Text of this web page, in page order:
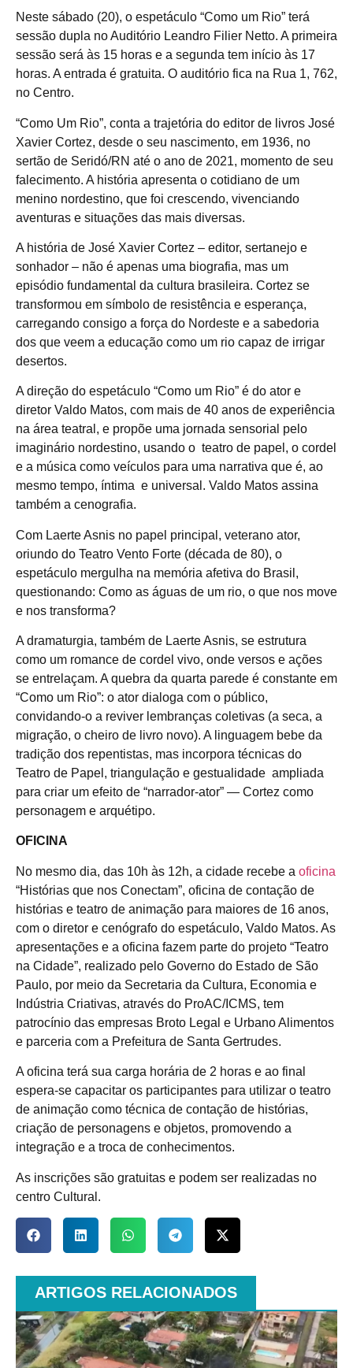
Neste sábado (20), o espetáculo “Como um Rio” terá
sessão dupla no Auditório Leandro Filier Netto. A primeira
sessão será às 15 horas e a segunda tem início às 17
horas. A entrada é gratuita. O auditório fica na Rua 1, 762,
no Centro.
“Como Um Rio”, conta a trajetória do editor de livros José
Xavier Cortez, desde o seu nascimento, em 1936, no
sertão de Seridó/RN até o ano de 2021, momento de seu
falecimento. A história apresenta o cotidiano de um
menino nordestino, que foi crescendo, vivenciando
aventuras e situações das mais diversas.
A história de José Xavier Cortez – editor, sertanejo e
sonhador – não é apenas uma biografia, mas um
episódio fundamental da cultura brasileira. Cortez se
transformou em símbolo de resistência e esperança,
carregando consigo a força do Nordeste e a sabedoria
dos que veem a educação como um rio capaz de irrigar
desertos.
A direção do espetáculo “Como um Rio” é do ator e
diretor Valdo Matos, com mais de 40 anos de experiência
na área teatral, e propõe uma jornada sensorial pelo
imaginário nordestino, usando o teatro de papel, o cordel
e a música como veículos para uma narrativa que é, ao
mesmo tempo, íntima e universal. Valdo Matos assina
também a cenografia.
Com Laerte Asnis no papel principal, veterano ator,
oriundo do Teatro Vento Forte (década de 80), o
espetáculo mergulha na memória afetiva do Brasil,
questionando: Como as águas de um rio, o que nos move
e nos transforma?
A dramaturgia, também de Laerte Asnis, se estrutura
como um romance de cordel vivo, onde versos e ações
se entrelaçam. A quebra da quarta parede é constante em
“Como um Rio”: o ator dialoga com o público,
convidando-o a reviver lembranças coletivas (a seca, a
migração, o cheiro de livro novo). A linguagem bebe da
tradição dos repentistas, mas incorpora técnicas do
Teatro de Papel, triangulação e gestualidade ampliada
para criar um efeito de “narrador-ator” — Cortez como
personagem e arquétipo.
OFICINA
No mesmo dia, das 10h às 12h, a cidade recebe a oficina
“Histórias que nos Conectam”, oficina de contação de
histórias e teatro de animação para maiores de 16 anos,
com o diretor e cenógrafo do espetáculo, Valdo Matos. As
apresentações e a oficina fazem parte do projeto “Teatro
na Cidade”, realizado pelo Governo do Estado de São
Paulo, por meio da Secretaria da Cultura, Economia e
Indústria Criativas, através do ProAC/ICMS, tem
patrocínio das empresas Broto Legal e Urbano Alimentos
e parceria com a Prefeitura de Santa Gertrudes.
A oficina terá sua carga horária de 2 horas e ao final
espera-se capacitar os participantes para utilizar o teatro
de animação como técnica de contação de histórias,
criação de personagens e objetos, promovendo a
integração e a troca de conhecimentos.
As inscrições são gratuitas e podem ser realizadas no
centro Cultural.
ARTIGOS RELACIONADOS